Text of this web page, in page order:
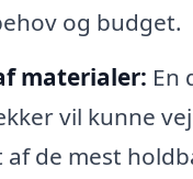
og budget.
materialer: En
vil kunne
af de mest